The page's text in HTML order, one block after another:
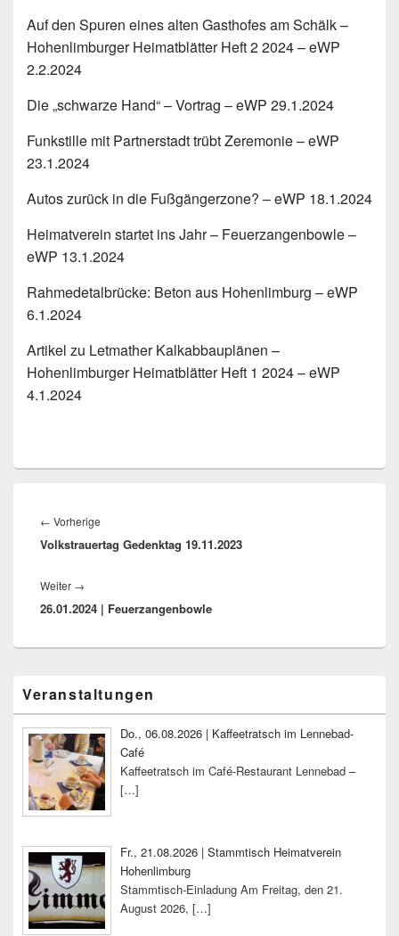
Auf den Spuren eines alten Gasthofes am Schälk –
Hohenlimburger Heimatblätter Heft 2 2024 – eWP
2.2.2024
Die „schwarze Hand“ – Vortrag – eWP 29.1.2024
Funkstille mit Partnerstadt trübt Zeremonie – eWP
23.1.2024
Autos zurück in die Fußgängerzone? – eWP 18.1.2024
Heimatverein startet ins Jahr – Feuerzangenbowle –
eWP 13.1.2024
Rahmedetalbrücke: Beton aus Hohenlimburg – eWP
6.1.2024
Artikel zu Letmather Kalkabbauplänen –
Hohenlimburger Heimatblätter Heft 1 2024 – eWP
4.1.2024
← Vorherige
Beitrag:
Volkstrauertag Gedenktag 19.11.2023
Weiter →
Beitrag:
26.01.2024 | Feuerzangenbowle
Seitenleisten-
Widgetbereich
Veranstaltungen
Do., 06.08.2026 | Kaffeetratsch im Lennebad-
Café
Kaffeetratsch im Café-Restaurant Lennebad –
[…]
Fr., 21.08.2026 | Stammtisch Heimatverein
Hohenlimburg
Stammtisch-Einladung Am Freitag, den 21.
August 2026, […]